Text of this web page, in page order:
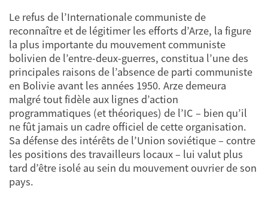
Le refus de l’Internationale communiste de
reconnaître et de légitimer les efforts d’Arze, la figure
la plus importante du mouvement communiste
bolivien de l’entre-deux-guerres, constitua l’une des
principales raisons de l’absence de parti communiste
en Bolivie avant les années 1950. Arze demeura
malgré tout fidèle aux lignes d’action
programmatiques (et théoriques) de l’IC – bien qu’il
ne fût jamais un cadre officiel de cette organisation.
Sa défense des intérêts de l’Union soviétique – contre
les positions des travailleurs locaux – lui valut plus
tard d’être isolé au sein du mouvement ouvrier de son
pays.